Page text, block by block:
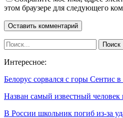
этом браузере для следующего
Интересное:
Белорус сорвался с горы Сентис
Назван самый известный
В России школьник погиб из-за